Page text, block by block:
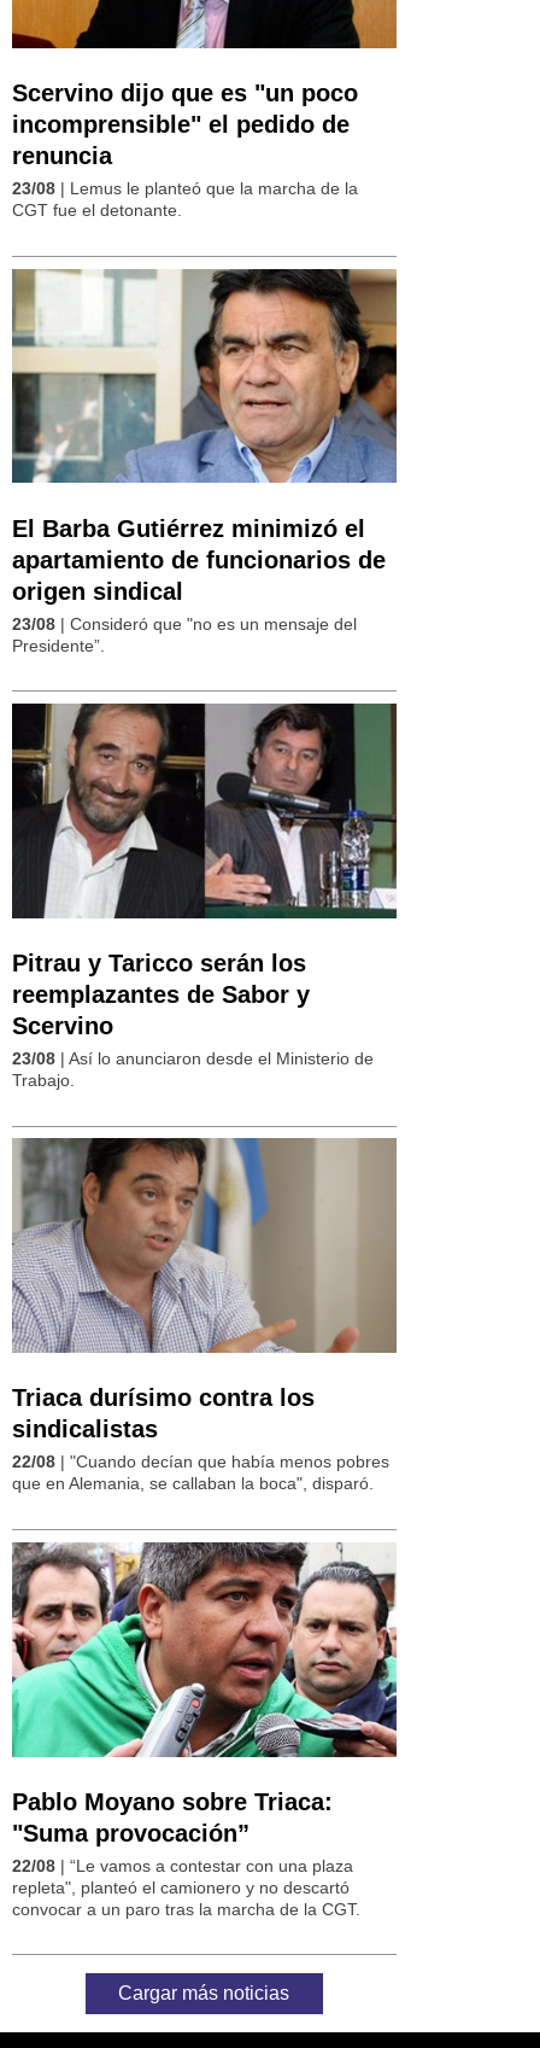
Scervino dijo que es "un poco
incomprensible" el pedido de
renuncia
23/08 | Lemus le planteó que la marcha de la
CGT fue el detonante.
El Barba Gutiérrez minimizó el
apartamiento de funcionarios de
origen sindical
23/08 | Consideró que "no es un mensaje del
Presidente”.
Pitrau y Taricco serán los
reemplazantes de Sabor y
Scervino
23/08 | Así lo anunciaron desde el Ministerio de
Trabajo.
Triaca durísimo contra los
sindicalistas
22/08 | "Cuando decían que había menos pobres
que en Alemania, se callaban la boca", disparó.
Pablo Moyano sobre Triaca:
"Suma provocación”
22/08 | “Le vamos a contestar con una plaza
repleta", planteó el camionero y no descartó
convocar a un paro tras la marcha de la CGT.
Cargar más noticias